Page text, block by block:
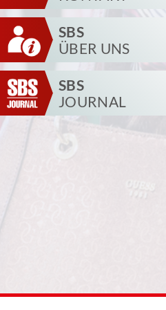
SBS
ÜBER UNS
SBS
JOURNAL